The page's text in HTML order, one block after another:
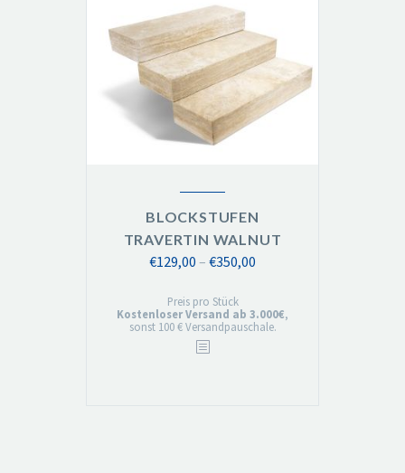
BLOCKSTUFEN
TRAVERTIN WALNUT
€129,00 – €350,00
€350,00
Preis pro Stück
Kostenloser Versand ab 3.000€,
sonst 100 € Versandpauschale.